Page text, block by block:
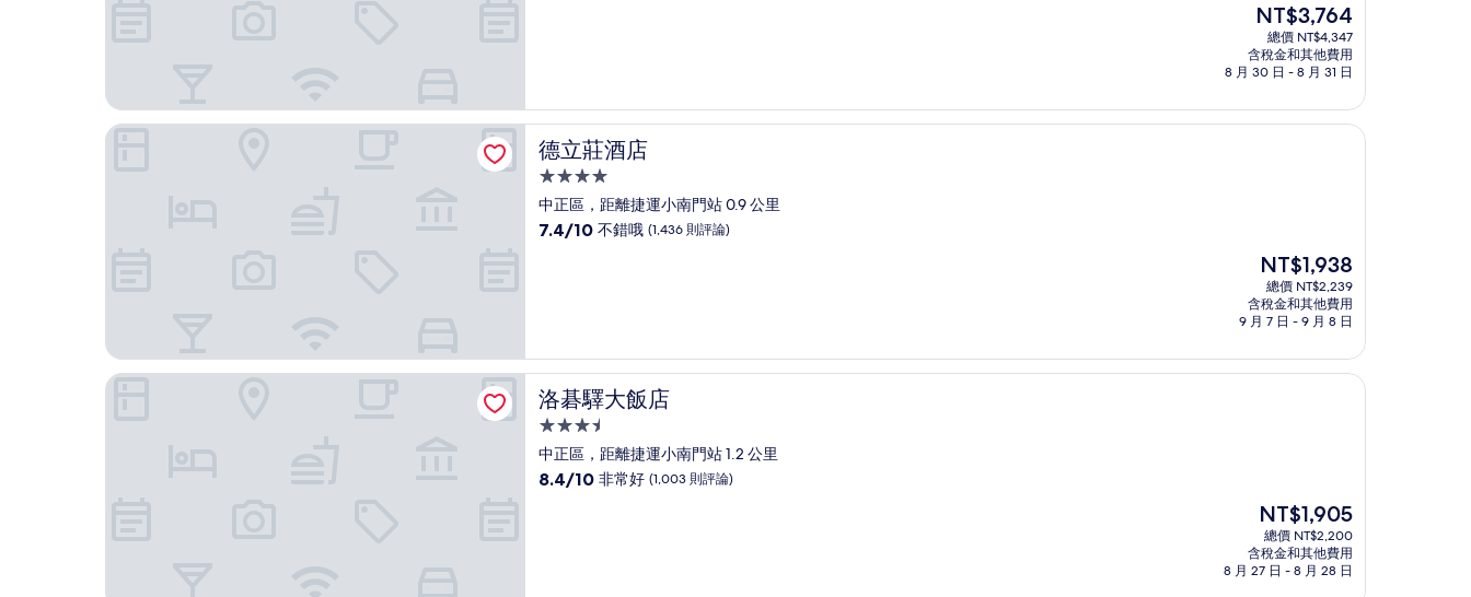
常
好，
(2,236
則
評
論)
現
在
價
格
NT$3,764
NT$3,764
總價 NT$4,347
含稅金和其他費用
8 月 30 日 - 8 月 31 日
德立莊酒店
德立莊酒店
4.0
星
級
中正區，距離捷運小南門站 0.9 公里
7.4
錯
哦，
(1,436
則
評
論)
7.4/10 不錯哦 (1,436 則評論)
現
在
價
格
NT$1,938
NT$1,938
總價 NT$2,239
含稅金和其他費用
9 月 7 日 - 9 月 8 日
德立莊酒店
洛碁驛大飯店
洛碁驛大飯店
3.5
星
級
中正區，距離捷運小南門站 1.2 公里
8.4
8.4/10 非常好 (1,003 則評論)
現
在
價
格
NT$1,905
總價 NT$2,200
含稅金和其他費用
8 月 27 日 - 8 月 28 日
洛碁驛大飯店